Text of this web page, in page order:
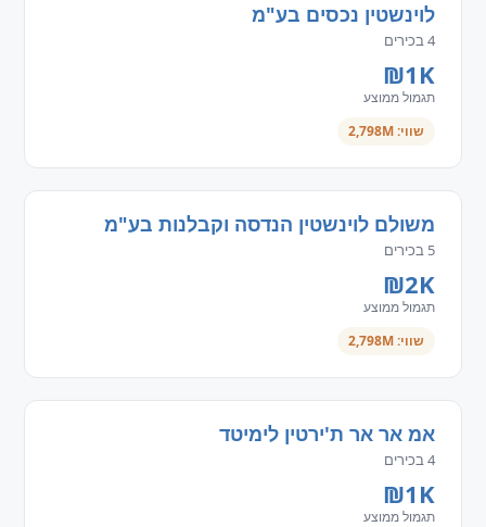
לוינשטין נכסים בע"מ
4 בכירים
₪1K
תגמול ממוצע
שווי: 2,798M
משולם לוינשטין הנדסה וקבלנות בע"מ
5 בכירים
₪2K
תגמול ממוצע
שווי: 2,798M
אמ אר אר ת'ירטין לימיטד
4 בכירים
₪1K
תגמול ממוצע